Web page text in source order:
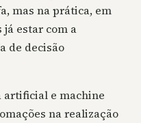
mas na prática, em
já estar com a
de decisão
e machine
na realização